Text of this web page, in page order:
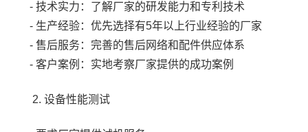
- 技术实力：了解厂家的研发能力和专利技术
- 生产经验：优先选择有5年以上行业经验的厂家
- 售后服务：完善的售后网络和配件供应体系
- 客户案例：实地考察厂家提供的成功案例
2. 设备性能测试